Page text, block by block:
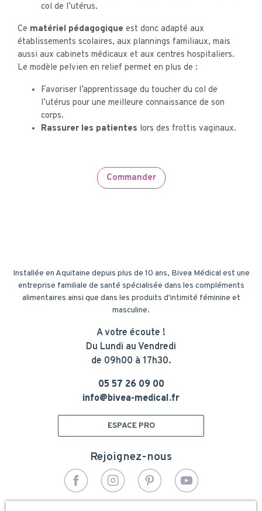
col de l’utérus.
Ce matériel pédagogique est donc adapté aux
établissements scolaires, aux plannings familiaux, mais
aussi aux cabinets médicaux et aux centres hospitaliers.
Le modèle pelvien en relief permet en plus de :
Favoriser l’apprentissage du toucher du col de
l’utérus pour une meilleure connaissance de son
corps.
Rassurer les patientes lors des frottis vaginaux.
Commander
Installée en Aquitaine depuis plus de 10 ans, Bivea Médical est une
entreprise familiale de santé spécialisée dans les compléments
alimentaires ainsi que dans les produits d'intimité féminine et
masculine.
A votre écoute !
Du Lundi au Vendredi
de 09h00 à 17h30.
05 57 26 09 00
info@bivea-medical.fr
ESPACE PRO
Rejoignez-nous